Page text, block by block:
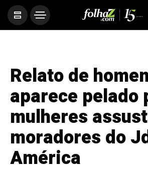
Relato de
aparece pelado
mulheres
moradores do
América